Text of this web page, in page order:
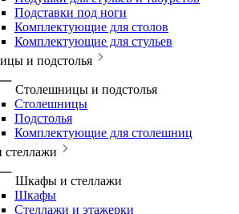
Подставки под ноги
Комплектующие для столов
Комплектующие для стульев
и подстолья
Столешницы и подстолья
Столешницы
Подстолья
Комплектующие для столешниц
Шкафы и стеллажи
Шкафы
Стеллажи и этажерки